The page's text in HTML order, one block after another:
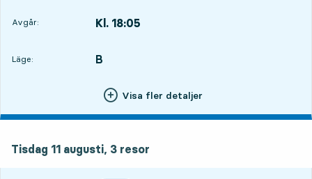
Avgår: Kl. 18:05
Läge:
LÄGE, B
,
Visa fler detaljer
Tisdag 11 augusti, 3 resor